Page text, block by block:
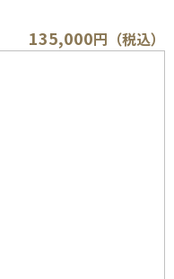
135,000円（税込）